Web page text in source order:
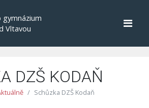
gymnázium
Vltavou
DZŠ KODAŇ
Schůzka DZŠ Kodaň